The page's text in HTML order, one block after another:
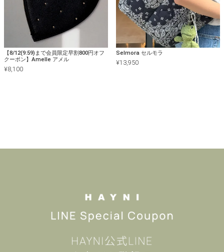
【8/12(9:59)まで会員限定早割800円オフ
クーポン】Amelle アメル
¥8,100
Selmora セルモラ
¥13,950